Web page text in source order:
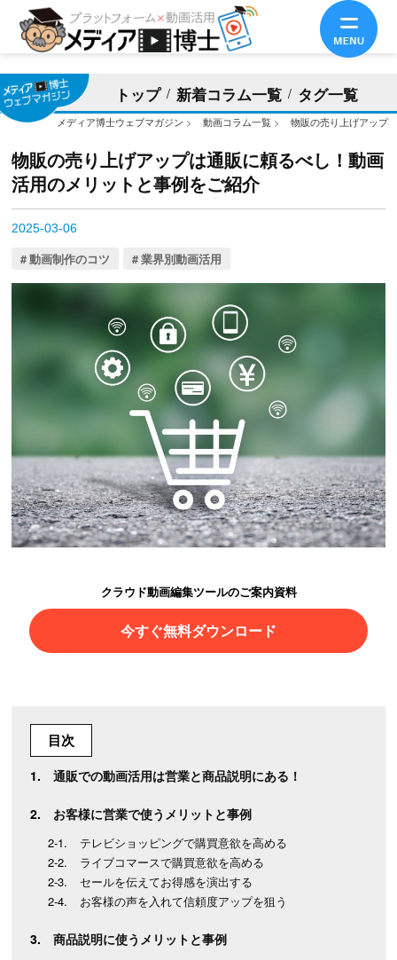
トップ 新着コラム一覧 タグ一覧
メディア博士ウェブマガジン > 動画コラム一覧 > 物販の売り上げアップ
物販の売り上げアップは通販に頼るべし！動画
活用のメリットと事例をご紹介
2025-03-06
動画制作のコツ 業界別動画活用
クラウド動画編集ツールのご案内資料
今すぐ無料ダウンロード
目次
通販での動画活用は営業と商品説明にある！
お客様に営業で使うメリットと事例
テレビショッピングで購買意欲を高める
ライブコマースで購買意欲を高める
セールを伝えてお得感を演出する
お客様の声を入れて信頼度アップを狙う
商品説明に使うメリットと事例